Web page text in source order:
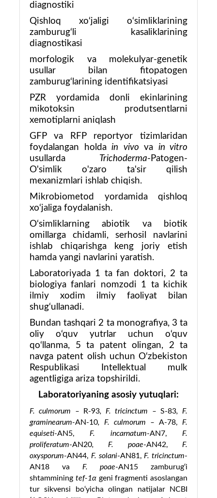
diagnostiki
Qishloq xo‘jaligi o‘simliklarining
zamburug‘li kasaliklarining
d iagnostikasi
morfologik va molekulyar-genetik
usullar bilan fitopatogen
zamburug‘larining identifikatsiyasi
PZR yordamida donli ekinlarining
mikotoksin produtsentlarni
xemotiplarni aniqlash
GFP va RFP reportyor tizimlaridan
foydalangan holda in vivo va in vitro
usullarda Trichoderma-Patogen-
O'simlik o'zaro ta'sir qilish
mexanizmlari ishlab chiqish.
Mikrobiometod yordamida qishloq
xo‘jaliga foydalanish.
O‘simliklarning abiotik va biotik
omillarga chidamli, serhosil navlarini
ishlab chiqarishga keng joriy etish
hamda yangi navlarini yaratish.
Laboratoriyada 1 ta fan doktori, 2 ta
biologiya fanlari nomzodi 1 ta kichik
ilmiy xodim ilmiy faoliyat bilan
shug‘ullanadi.
Bundan tashqari 2 ta monografiya, 3 ta
oliy o‘quv yutrlar uchun o‘quv
qo‘llanma, 5 ta patent olingan, 2 ta
navga patent olish uchun O‘zbekiston
Respublikasi Intellektual mulk
agentligiga ariza topshirildi.
Laboratoriyaning asosiy yutuqlari:
F. culmorum – R-93, F. tricinctum – S-83, F.
graminearum-AN-10, F. culmorum – A-78, F.
equiseti-AN5, F. incarnatum-AN7, F.
proliferatum-AN20, F. poae-AN42, F.
oxysporum-AN44, F. solani-AN81, F. tricinctum-
AN18 va F. poae-AN15 zamburug‘i
shtammining tef-1α geni fragmenti asoslangan
tur sikvensi bo‘yicha olingan natijalar NCBI